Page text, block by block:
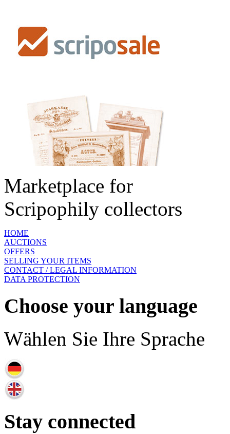
Marketplace for
Scripophily collectors
HOME
AUCTIONS
OFFERS
SELLING YOUR ITEMS
CONTACT / LEGAL INFORMATION
DATA PROTECTION
Choose your language
Wählen Sie Ihre Sprache
Stay connected